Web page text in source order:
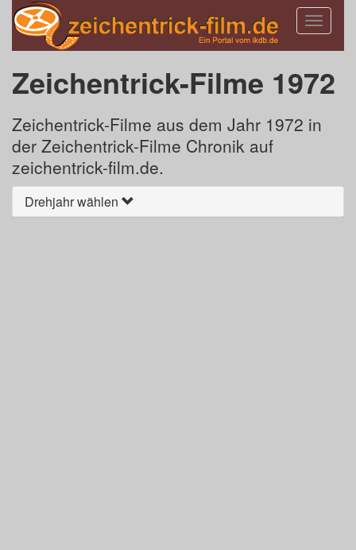
Toggle
Zeichentrick-Filme 1972
Zeichentrick-Filme aus dem Jahr 1972 in
der Zeichentrick-Filme Chronik auf
zeichentrick-film.de.
Drehjahr wählen